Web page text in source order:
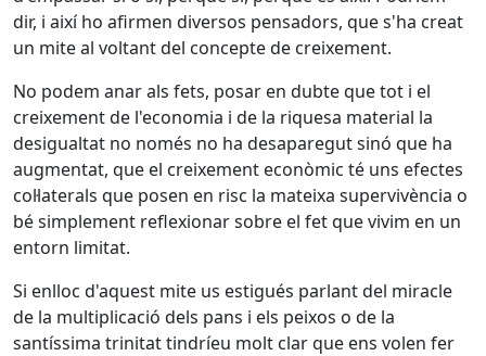
dir, i així ho afirmen diversos pensadors, que s'ha creat
un mite al voltant del concepte de creixement.
No podem anar als fets, posar en dubte que tot i el
creixement de l'economia i de la riquesa material la
desigualtat no només no ha desaparegut sinó que ha
augmentat, que el creixement econòmic té uns efectes
col·laterals que posen en risc la mateixa supervivència o
bé simplement reflexionar sobre el fet que vivim en un
entorn limitat.
Si enlloc d'aquest mite us estigués parlant del miracle
de la multiplicació dels pans i els peixos o de la
santíssima trinitat tindríeu molt clar que ens volen fer